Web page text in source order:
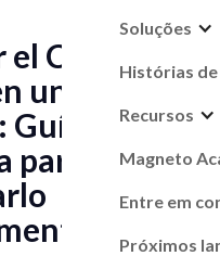
Soluções
Histórias de
Recursos
Magneto
Entre em
Próximos
Clima
una